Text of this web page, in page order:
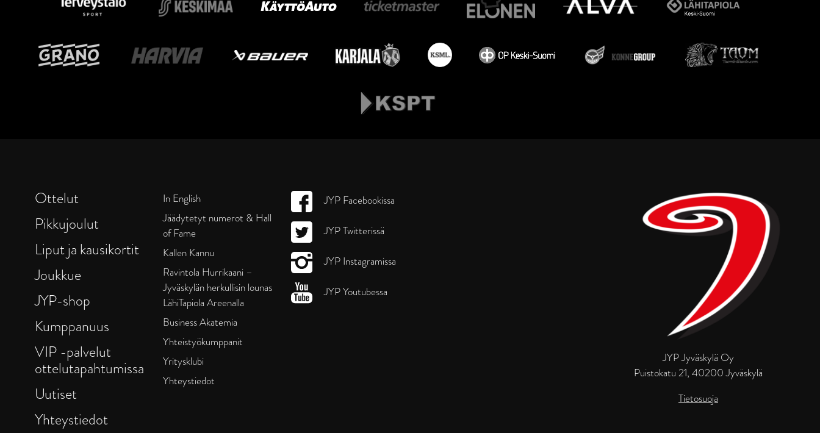
JYP Jyväskylä Oy
Puistokatu 21, 40200 Jyväskylä
Tietosuoja
Ottelut
Pikkujoulut
Liput ja kausikortit
Joukkue
JYP-shop
Kumppanuus
VIP -palvelut
ottelutapahtumissa
Uutiset
Yhteystiedot
In English
Jäädytetyt numerot & Hall
of Fame
Kallen Kannu
Ravintola Hurrikaani –
Jyväskylän herkullisin lounas
LähiTapiola Areenalla
Business Akatemia
Yhteistyökumppanit
Yritysklubi
Yhteystiedot
JYP Facebookissa
JYP Twitterissä
JYP Instagramissa
JYP Youtubessa